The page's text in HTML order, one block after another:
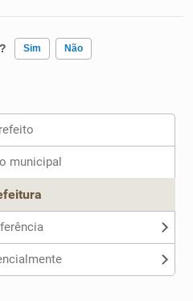
Sim Não
me ajudou
municipal